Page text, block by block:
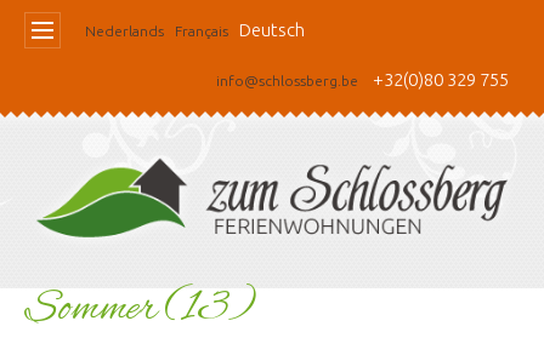
Nederlands Français Deutsch
info@schlossberg.be +32(0)80 329 755
Sommer (13)